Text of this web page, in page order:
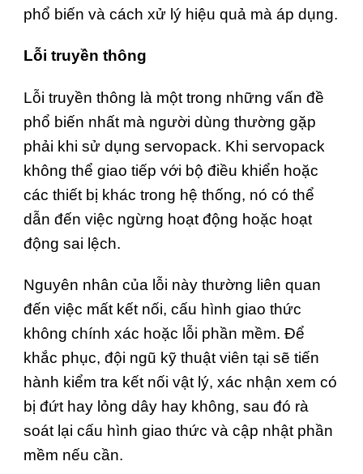
phổ biến và cách xử lý hiệu quả mà áp dụng.
Lỗi truyền thông
Lỗi truyền thông là một trong những vấn đề
phổ biến nhất mà người dùng thường gặp
phải khi sử dụng servopack. Khi servopack
không thể giao tiếp với bộ điều khiển hoặc
các thiết bị khác trong hệ thống, nó có thể
dẫn đến việc ngừng hoạt động hoặc hoạt
động sai lệch.
Nguyên nhân của lỗi này thường liên quan
đến việc mất kết nối, cấu hình giao thức
không chính xác hoặc lỗi phần mềm. Để
khắc phục, đội ngũ kỹ thuật viên tại sẽ tiến
hành kiểm tra kết nối vật lý, xác nhận xem có
bị đứt hay lỏng dây hay không, sau đó rà
soát lại cấu hình giao thức và cập nhật phần
mềm nếu cần.